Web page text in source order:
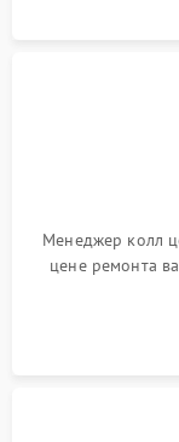
Менеджер колл
цене ремонта